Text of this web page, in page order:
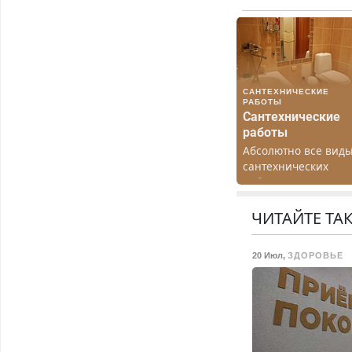
САНТЕХНИЧЕСКИЕ
РАБОТЫ
Сантехнические
работы
Абсолютно все виды
сантехнических
работ. Быстро.
Недорого.
ЧИТАЙТЕ
20 Июл,ЗДОРОВЬЕ